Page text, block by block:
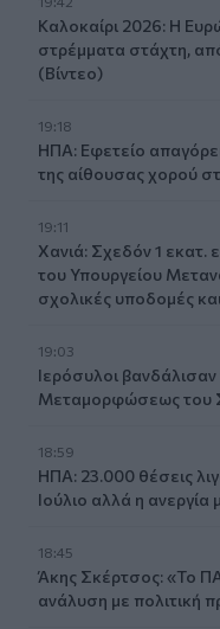
Καλοκαίρι 2026: Η
στρέμματα στάχτη,
(Βίντεο)
19:18
ΗΠΑ: Εφετείο
της αίθουσας χορού
19:11
Χανιά: Σχεδόν 1 εκατ.
του Υπουργείου
σχολικές υποδομές
19:03
Ιερόσυλοι
Μεταμορφώσεως του
18:59
ΗΠΑ: 23.000 θέσεις
Ιούλιο αλλά η ανεργία
18:45
Άκης Σκέρτσος: «Το
ανάλυση με πολιτική